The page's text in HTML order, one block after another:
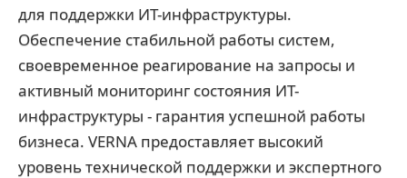
для поддержки ИТ-инфраструктуры.
Обеспечение стабильной работы систем,
своевременное реагирование на запросы и
активный мониторинг состояния ИТ-
инфраструктуры - гарантия успешной работы
бизнеса. VERNA предоставляет высокий
уровень технической поддержки и экспертного